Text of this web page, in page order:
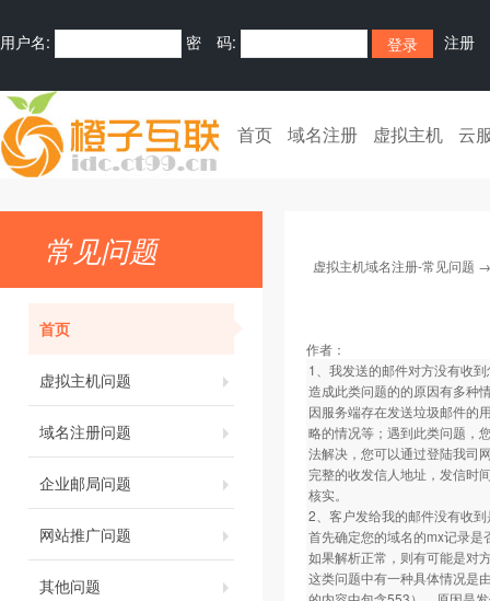
用户名: 密 码: 注册
首页 域名注册 虚拟主机 云
常见问题
首页
虚拟主机问题
域名注册问题
企业邮局问题
网站推广问题
其他问题
虚拟主机域名注册-常见问题
作者：
1、我发送的邮件对方没有收
造成此类问题的的原因有多种
因服务端存在发送垃圾邮件的
略的情况等；遇到此类问题，
法解决，您可以通过登陆我司
完整的收发信人地址，发信时
核实。
2、客户发给我的邮件没有收
首先确定您的域名的mx记录
如果解析正常，则有可能是对
这类问题中有一种具体情况是